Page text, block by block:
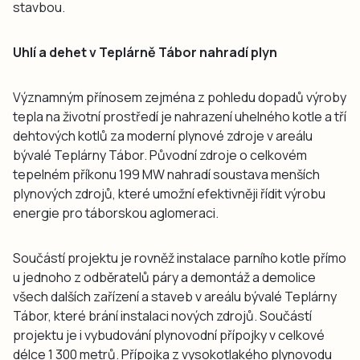
stavbou.
Uhlí a dehet v Teplárně Tábor nahradí plyn
Významným přínosem zejména z pohledu dopadů výroby
tepla na životní prostředí je nahrazení uhelného kotle a tří
dehtových kotlů za moderní plynové zdroje v areálu
bývalé Teplárny Tábor. Původní zdroje o celkovém
tepelném příkonu 199 MW nahradí soustava menších
plynových zdrojů, které umožní efektivněji řídit výrobu
energie pro táborskou aglomeraci.
Součástí projektu je rovněž instalace parního kotle přímo
u jednoho z odběratelů páry a demontáž a demolice
všech dalších zařízení a staveb v areálu bývalé Teplárny
Tábor, které brání instalaci nových zdrojů. Součástí
projektu je i vybudování plynovodní přípojky v celkové
délce 1 300 metrů. Přípojka z vysokotlakého plynovodu